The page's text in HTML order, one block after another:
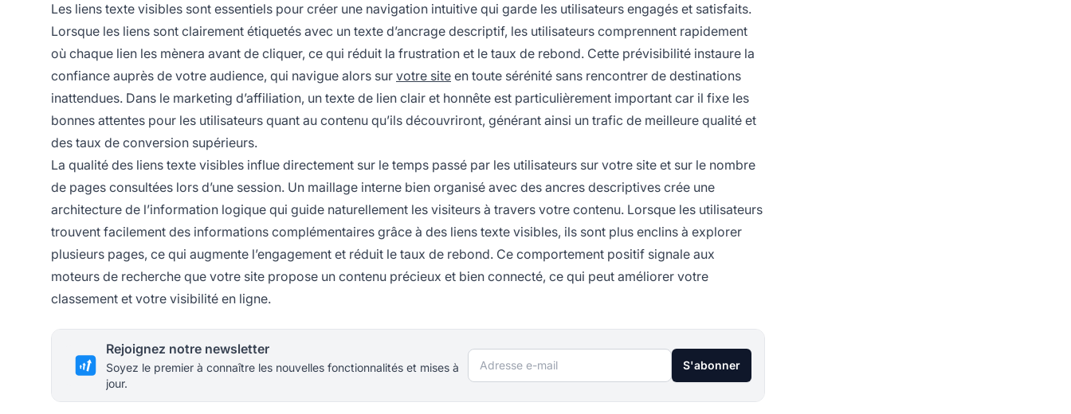
Les liens texte visibles sont essentiels pour créer une navigation intuitive qui garde les utilisateurs engagés et satisfaits.
Lorsque les liens sont clairement étiquetés avec un texte d’ancrage descriptif, les utilisateurs comprennent rapidement
où chaque lien les mènera avant de cliquer, ce qui réduit la frustration et le taux de rebond. Cette prévisibilité instaure la
confiance auprès de votre audience, qui navigue alors sur votre site en toute sérénité sans rencontrer de destinations
inattendues. Dans le marketing d’affiliation, un texte de lien clair et honnête est particulièrement important car il fixe les
bonnes attentes pour les utilisateurs quant au contenu qu’ils découvriront, générant ainsi un trafic de meilleure qualité et
des taux de conversion supérieurs.
La qualité des liens texte visibles influe directement sur le temps passé par les utilisateurs sur votre site et sur le nombre
de pages consultées lors d’une session. Un maillage interne bien organisé avec des ancres descriptives crée une
architecture de l’information logique qui guide naturellement les visiteurs à travers votre contenu. Lorsque les utilisateurs
trouvent facilement des informations complémentaires grâce à des liens texte visibles, ils sont plus enclins à explorer
plusieurs pages, ce qui augmente l’engagement et réduit le taux de rebond. Ce comportement positif signale aux
moteurs de recherche que votre site propose un contenu précieux et bien connecté, ce qui peut améliorer votre
classement et votre visibilité en ligne.
Rejoignez notre newsletter
Soyez le premier à connaître les nouvelles fonctionnalités et mises à
jour.
Adresse e-mail S'abonner